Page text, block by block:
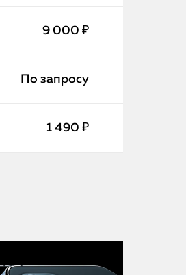
9 000 ₽
По запросу
1 490 ₽